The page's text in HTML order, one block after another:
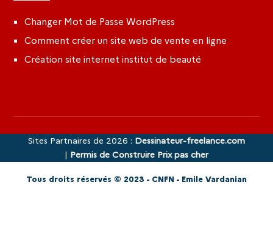
Changer Mot de Passe WordPress
Comment créer un site web de vente en ligne
Création site internet institut de beauté
Sites Partnaires de 2026 : Dessinateur-freelance.com
| Permis de Construire Prix pas cher
Tous droits réservés © 2023 - CNFN - Emile Vardanian